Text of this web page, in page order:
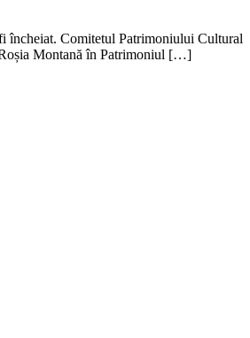
încheiat. Comitetul Patrimoniului Cultural
Montană în Patrimoniul […]